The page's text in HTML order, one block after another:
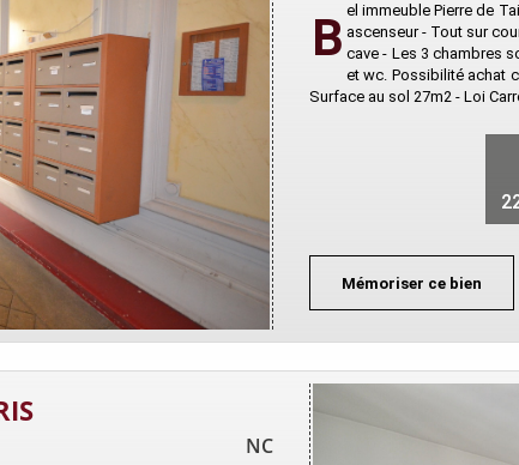
B el immeuble Pierre de
ascenseur - Tout sur
cave - Les 3 chambres
et wc. Possibilité achat
Surface au sol 27m2 - Loi
Mémoriser ce bien
NC